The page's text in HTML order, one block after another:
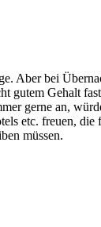
Aber bei
gutem Gehalt
gerne an,
etc. freuen, die
müssen.